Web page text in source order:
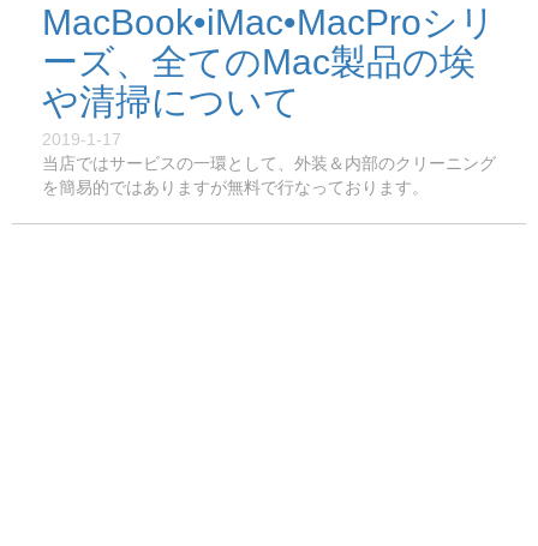
MacBook•iMac•MacProシリ
ーズ、全てのMac製品の埃
や清掃について
2019-1-17
当店ではサービスの一環として、外装＆内部のクリーニング
を簡易的ではありますが無料で行なっております。